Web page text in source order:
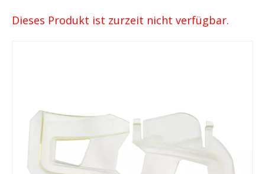
Dieses Produkt ist zurzeit nicht verfügbar.